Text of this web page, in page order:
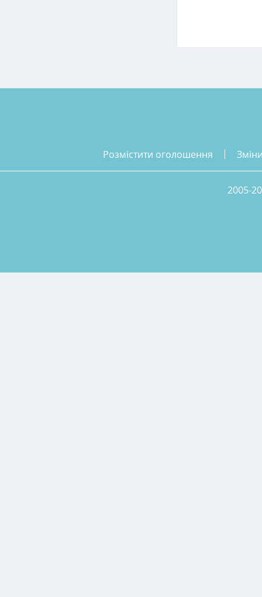
розмістити оголошення
2005-